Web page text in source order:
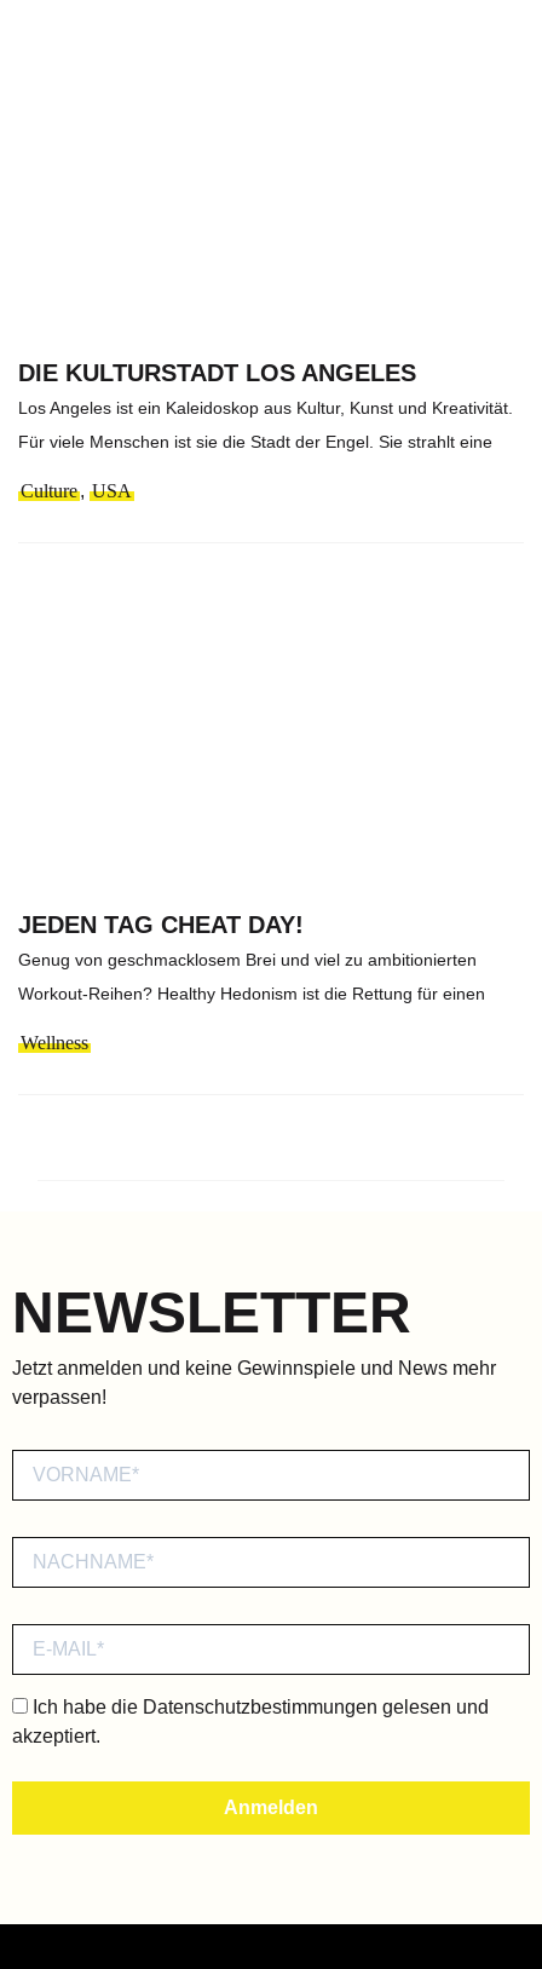
DIE KULTURSTADT LOS ANGELES
Los Angeles ist ein Kaleidoskop aus Kultur, Kunst und Kreativität.
Für viele Menschen ist sie die Stadt der Engel. Sie strahlt eine
Culture, USA
JEDEN TAG CHEAT DAY!
Genug von geschmacklosem Brei und viel zu ambitionierten
Workout-Reihen? Healthy Hedonism ist die Rettung für einen
Wellness
NEWSLETTER
Jetzt anmelden und keine Gewinnspiele und News mehr
verpassen!
Ich habe die Datenschutzbestimmungen gelesen und
akzeptiert.